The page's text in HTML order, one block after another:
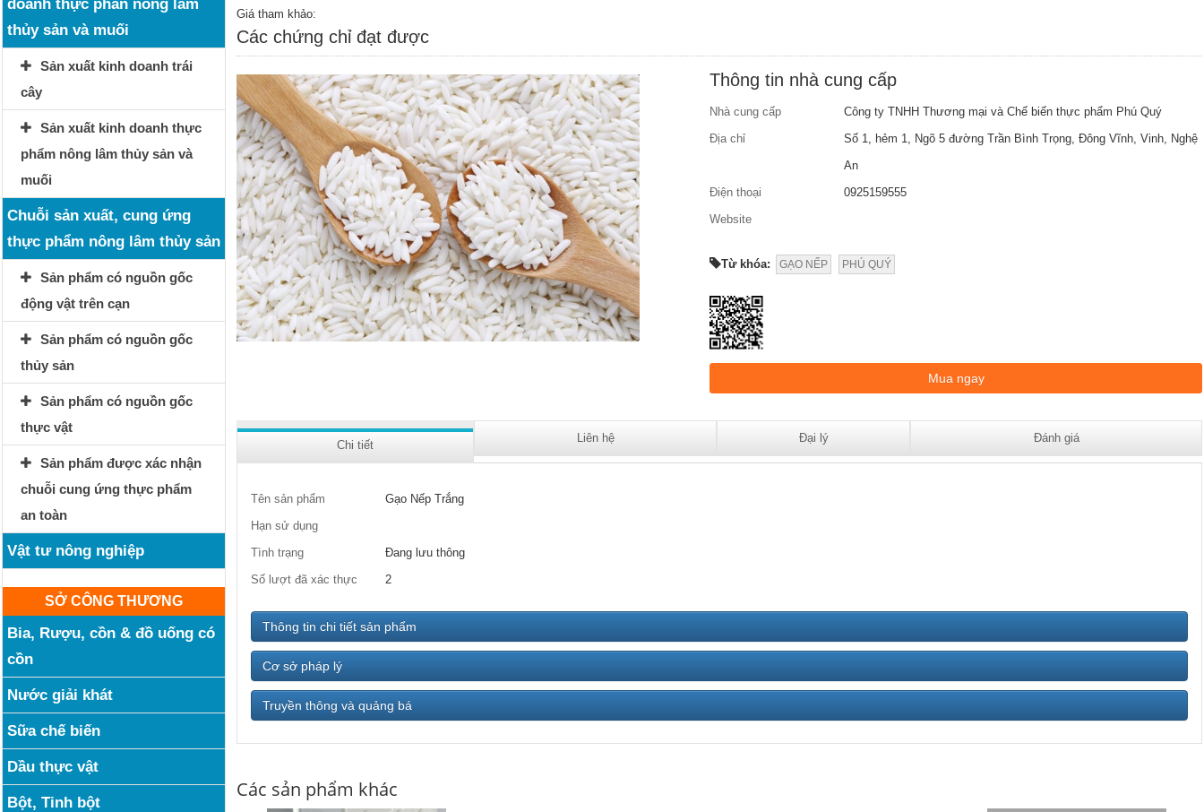
doanh thực phẩn nông lâm
thủy sản và muối
Sản xuất kinh doanh trái
cây
Sản xuất kinh doanh thực
phẩm nông lâm thủy sản và
muối
Chuỗi sản xuất, cung ứng
thực phẩm nông lâm thủy sản
Sản phẩm có nguồn gốc
động vật trên cạn
Sản phẩm có nguồn gốc
thủy sản
Sản phẩm có nguồn gốc
thực vật
Sản phẩm được xác nhận
chuỗi cung ứng thực phẩm
an toàn
Vật tư nông nghiệp
SỞ CÔNG THƯƠNG
Bia, Rượu, cồn & đồ uống có
cồn
Nước giải khát
Sữa chế biến
Dầu thực vật
Bột, Tinh bột
Giá tham khảo:
Các chứng chỉ đạt được
Thông tin nhà cung cấp
Nhà cung cấp
Công ty TNHH Thương mại và Chế biến thực phẩm Phú Quý
Địa chỉ
Số 1, hẻm 1, Ngõ 5 đường Trần Bình Trọng, Đông Vĩnh, Vinh, Nghệ
An
Điện thoại
0925159555
Website
Từ khóa: GẠO NẾP PHÚ QUÝ
Chi tiết
Liên hệ Đại lý Đánh giá
Tên sản phẩm
Gạo Nếp Trắng
Hạn sử dụng
Tình trạng
Đang lưu thông
Số lượt đã xác thực
2
Thông tin chi tiết sản phẩm
Cơ sở pháp lý
Truyền thông và quảng bá
Các sản phẩm khác